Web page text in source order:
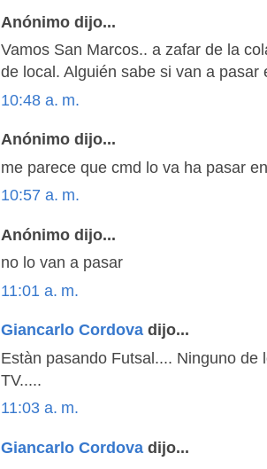
Anónimo dijo...
Vamos San Marcos.. a zafar de la
de local. Alguién sabe si van a pasar
10:48 a. m.
Anónimo dijo...
me parece que cmd lo va ha pasar
10:57 a. m.
Anónimo dijo...
no lo van a pasar
11:01 a. m.
Giancarlo Cordova dijo...
Estàn pasando Futsal.... Ninguno de
TV.....
11:03 a. m.
Giancarlo Cordova dijo...